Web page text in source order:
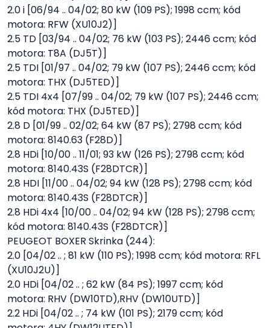
2.0 i [06/94 .. 04/02; 80 kW (109 PS); 1998 ccm; kód
motora: RFW (XU10J2)]
2.5 TD [03/94 .. 04/02; 76 kW (103 PS); 2446 ccm; kód
motora: T8A (DJ5T)]
2.5 TDI [01/97 .. 04/02; 79 kW (107 PS); 2446 ccm; kód
motora: THX (DJ5TED)]
2.5 TDI 4x4 [07/99 .. 04/02; 79 kW (107 PS); 2446 ccm;
kód motora: THX (DJ5TED)]
2.8 D [01/99 .. 02/02; 64 kW (87 PS); 2798 ccm; kód
motora: 8140.63 (F28D)]
2.8 HDi [10/00 .. 11/01; 93 kW (126 PS); 2798 ccm; kód
motora: 8140.43S (F28DTCR)]
2.8 HDI [11/00 .. 04/02; 94 kW (128 PS); 2798 ccm; kód
motora: 8140.43S (F28DTCR)]
2.8 HDi 4x4 [10/00 .. 04/02; 94 kW (128 PS); 2798 ccm;
kód motora: 8140.43S (F28DTCR)]
PEUGEOT BOXER Skrinka (244):
2.0 [04/02 .. ; 81 kW (110 PS); 1998 ccm; kód motora: RFL
(XU10J2U)]
2.0 HDi [04/02 .. ; 62 kW (84 PS); 1997 ccm; kód
motora: RHV (DW10TD),RHV (DW10UTD)]
2.2 HDi [04/02 .. ; 74 kW (101 PS); 2179 ccm; kód